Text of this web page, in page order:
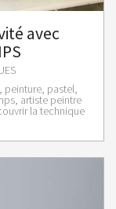
avec
peinture, pastel,
artiste peintre
la technique